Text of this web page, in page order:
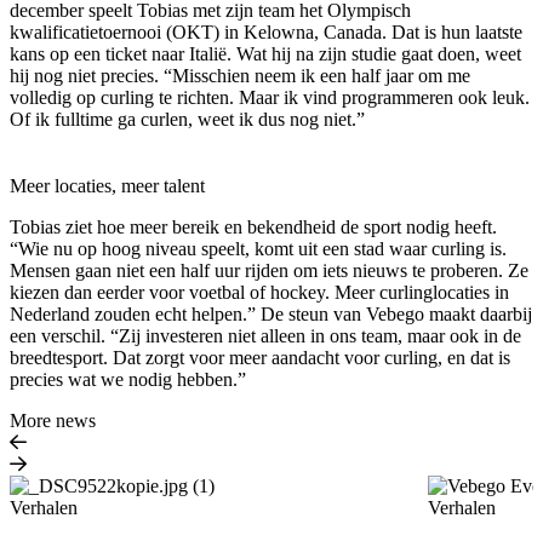
december speelt Tobias met zijn team het Olympisch
kwalificatietoernooi (OKT) in Kelowna, Canada. Dat is hun laatste
kans op een ticket naar Italië. Wat hij na zijn studie gaat doen, weet
hij nog niet precies. “Misschien neem ik een half jaar om me
volledig op curling te richten. Maar ik vind programmeren ook leuk.
Of ik fulltime ga curlen, weet ik dus nog niet.”
Meer locaties, meer talent
Tobias ziet hoe meer bereik en bekendheid de sport nodig heeft.
“Wie nu op hoog niveau speelt, komt uit een stad waar curling is.
Mensen gaan niet een half uur rijden om iets nieuws te proberen. Ze
kiezen dan eerder voor voetbal of hockey. Meer curlinglocaties in
Nederland zouden echt helpen.” De steun van Vebego maakt daarbij
een verschil. “Zij investeren niet alleen in ons team, maar ook in de
breedtesport. Dat zorgt voor meer aandacht voor curling, en dat is
precies wat we nodig hebben.”
More news
Verhalen Verhalen